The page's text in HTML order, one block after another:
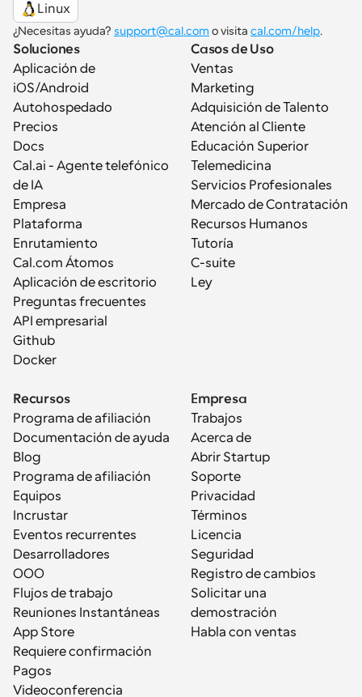
Linux
¿Necesitas ayuda? support@cal.com o visita cal.com/help.
Soluciones
Aplicación de
iOS/Android
Autohospedado
Precios
Docs
Cal.ai - Agente telefónico
de IA
Empresa
Plataforma
Enrutamiento
Cal.com Átomos
Aplicación de escritorio
Preguntas frecuentes
API empresarial
Github
Docker
Casos de Uso
Ventas
Marketing
Adquisición de Talento
Atención al Cliente
Educación Superior
Telemedicina
Servicios Profesionales
Mercado de Contratación
Recursos Humanos
Tutoría
C-suite
Ley
Recursos
Programa de afiliación
Documentación de ayuda
Blog
Programa de afiliación
Equipos
Incrustar
Eventos recurrentes
Desarrolladores
OOO
Flujos de trabajo
Reuniones Instantáneas
App Store
Requiere confirmación
Pagos
Videoconferencia
Empresa
Trabajos
Acerca de
Abrir Startup
Soporte
Privacidad
Términos
Licencia
Seguridad
Registro de cambios
Solicitar una
demostración
Habla con ventas